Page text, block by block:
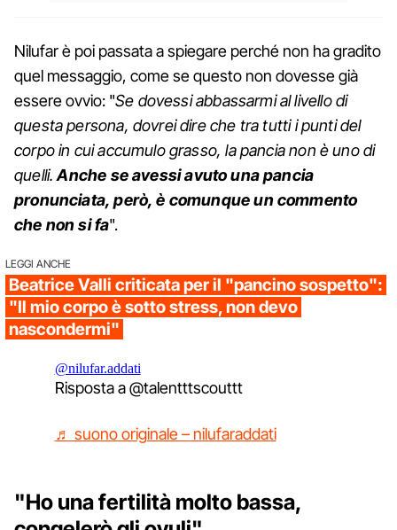
Nilufar è poi passata a spiegare perché non ha gradito
quel messaggio, come se questo non dovesse già
essere ovvio: "Se dovessi abbassarmi al livello di
questa persona, dovrei dire che tra tutti i punti del
corpo in cui accumulo grasso, la pancia non è uno di
quelli.Anche se avessi avuto una pancia
pronunciata, però, è comunque un commento
che non si fa".
LEGGI ANCHE
Beatrice Valli criticata per il "pancino sospetto":
"Il mio corpo è sotto stress, non devo
nascondermi"
@nilufar.addati
Risposta a @talentttscouttt
♬ suono originale – nilufaraddati
"Ho una fertilità molto bassa,